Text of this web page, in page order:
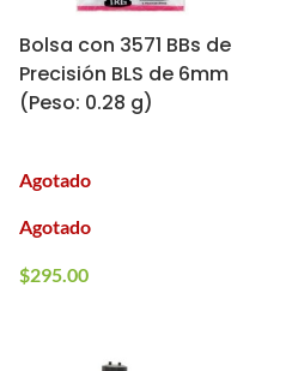
Bolsa con 3571 BBs de
Precisión BLS de 6mm
(Peso: 0.28 g)
Agotado
Agotado
$295.00